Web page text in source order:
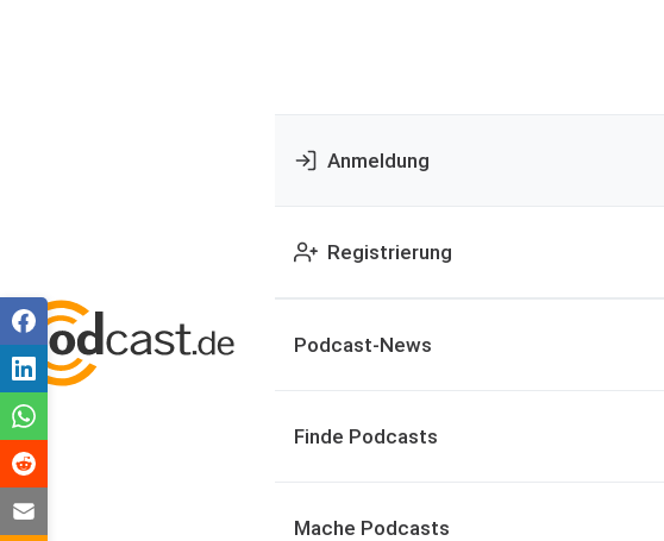
Anmeldung
Registrierung
Podcast-News
Finde Podcasts
Mache Podcasts